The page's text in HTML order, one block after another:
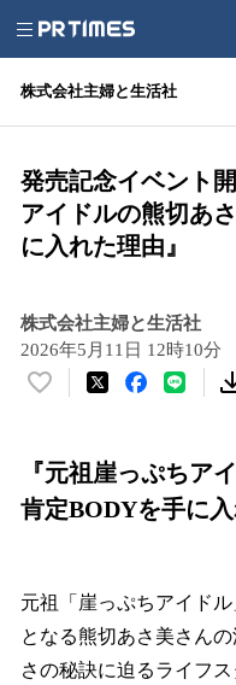
株式会社主婦と生活社
発売記念イベント
アイドルの熊切あ
に入れた理由』
株式会社主婦と生活社
2026年5月11日 12時10分
い
！
数
を
込
中
で
『元祖崖っぷちア
肯定BODYを手に
元祖「崖っぷちアイド
となる熊切あさ美さん
さの秘訣に迫るライフ